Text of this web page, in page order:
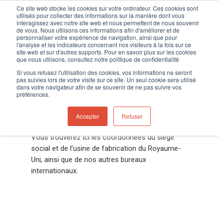
Ce site web stocke les cookies sur votre ordinateur. Ces cookies sont
utilisés pour collecter des informations sur la manière dont vous
interagissez avec notre site web et nous permettent de nous souvenir
de vous. Nous utilisons ces informations afin d'améliorer et de
personnaliser votre expérience de navigation, ainsi que pour
l'analyse et les indicateurs concernant nos visiteurs à la fois sur ce
site web et sur d'autres supports. Pour en savoir plus sur les cookies
que nous utilisons, consultez notre politique de confidentialité
Si vous refusez l'utilisation des cookies, vos informations ne seront
pas suivies lors de votre visite sur ce site. Un seul cookie sera utilisé
dans votre navigateur afin de se souvenir de ne pas suivre vos
préférences.
Accepter Refuser
Hit enter to search or ESC to close
Home»Contactez-nous!
Bureaux d’ION
Science dans le
monde
Vous trouverez ici les coordonnées du siège
social et de l’usine de fabrication du Royaume-
Uni, ainsi que de nos autres bureaux
internationaux.